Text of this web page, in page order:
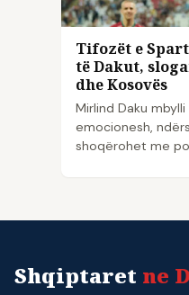
Tifozët e
të Dakut,
dhe Kosovës
Mirlind Daku
emocionesh,
shoqërohet me
Shqiptaret ne